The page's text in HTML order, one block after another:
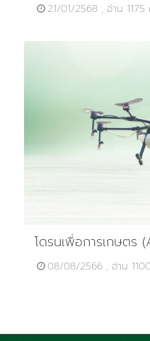
21/01/2568 , อ่าน 1175
โดรนเพื่อการเกษตร
08/08/2566 , อ่าน